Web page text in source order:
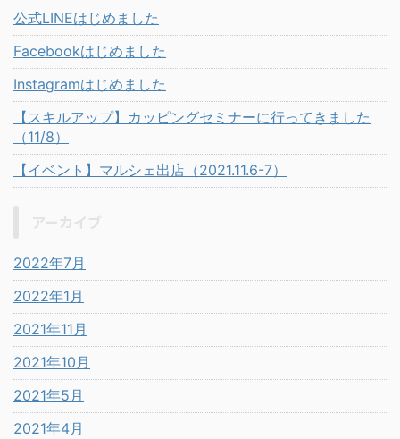
公式LINEはじめました
Facebookはじめました
Instagramはじめました
【スキルアップ】カッピングセミナーに行ってきました
（11/8）
【イベント】マルシェ出店（2021.11.6-7）
2022年7月
2022年1月
2021年11月
2021年10月
2021年5月
2021年4月